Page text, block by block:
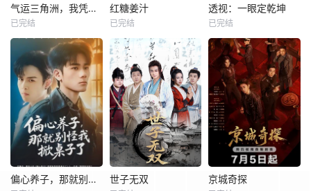
气运三角洲，我凭操作吊打全球
已完结
红糖姜汁
已完结
透视：一眼定乾坤
已完结
偏心养子，那就别怪我掀桌子了 世子无双 京城奇探